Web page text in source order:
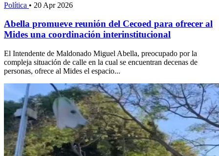
Política • 20 Apr 2026
Abella promueve reunión del Cecoed para ofrecer al
Mides una coordinación interinstitucional
El Intendente de Maldonado Miguel Abella, preocupado por la
compleja situación de calle en la cual se encuentran decenas de
personas, ofrece al Mides el espacio...